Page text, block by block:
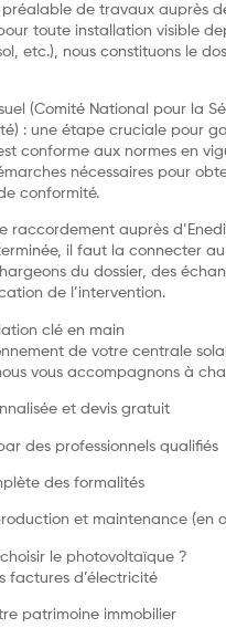
de travaux auprès
toute installation visible
etc.), nous constituons le
(Comité National pour la
: une étape cruciale pour
conforme aux normes en
nécessaires pour
conformité.
raccordement auprès
il faut la connecter
du dossier, des
de l’intervention.
clé en main
de votre centrale
vous accompagnons à
et devis gratuit
des professionnels qualifiés
des formalités
et maintenance (en
le photovoltaïque ?
factures d’électricité
patrimoine immobilier